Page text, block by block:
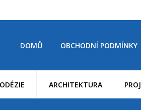
DOMŮ OBCHODNÍ PODMÍNKY
ARCHITEKTURA